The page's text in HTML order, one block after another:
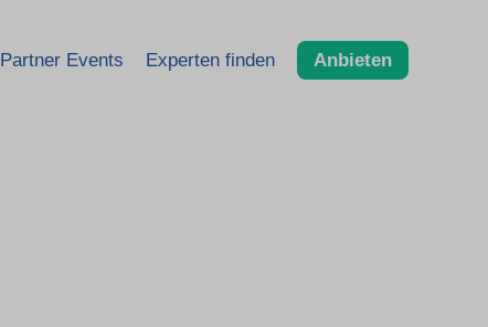
Partner Events Experten finden Anbieten